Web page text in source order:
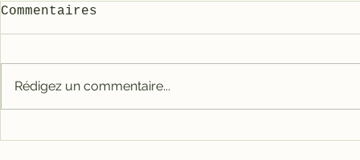
Commentaires
Rédigez un commentaire...